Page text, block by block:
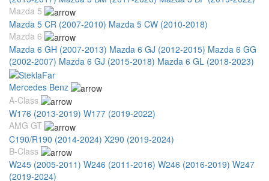
Mazda 5
Mazda 5 CR (2007-2010) Mazda 5 CW (2010-2018)
Mazda 6
Mazda 6 GH (2007-2013) Mazda 6 GJ (2012-2015) Mazda 6 GG
(2002-2007) Mazda 6 GJ (2015-2018) Mazda 6 GL (2018-2023)
Mercedes Benz
A-Class
W176 (2013-2019) W177 (2019-2022)
AMG GT
C190/R190 (2014-2024) X290 (2019-2024)
B-Class
W245 (2005-2011) W246 (2011-2016) W246 (2016-2019) W247
(2019-2024)